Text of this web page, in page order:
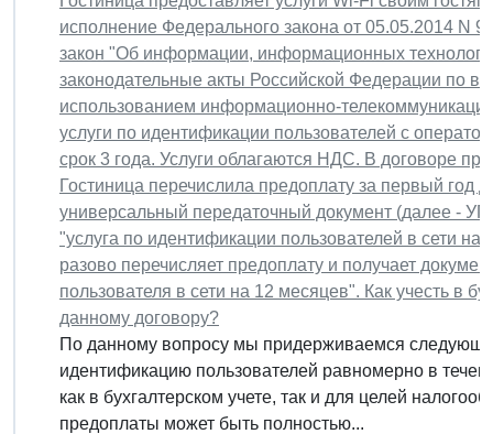
исполнение Федерального закона от 05.05.2014
закон "Об информации, информационных
законодательные акты Российской Федерации по
использованием информационно-
услуги по идентификации пользователей с
срок 3 года. Услуги облагаются НДС. В договоре
Гостиница перечислила предоплату за первый год
универсальный передаточный документ (далее -
"услуга по идентификации пользователей в сети
разово перечисляет предоплату и получает
пользователя в сети на 12 месяцев". Как учесть в
данному договору?
По данному вопросу мы придерживаемся
идентификацию пользователей равномерно в
как в бухгалтерском учете, так и для целей
предоплаты может быть полностью...